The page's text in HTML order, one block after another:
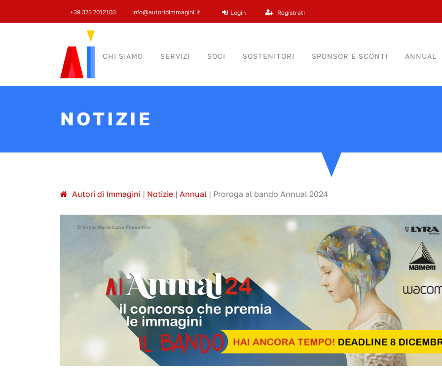
+39 373 7012103 info@autoridimmagini.it Login Registrati
CHI SIAMO SERVIZI SOCI SOSTENITORI SPONSOR E SCONTI ANNUAL
NOTIZIE
Autori di Immagini | Notizie | Annual | Proroga al bando Annual 2024